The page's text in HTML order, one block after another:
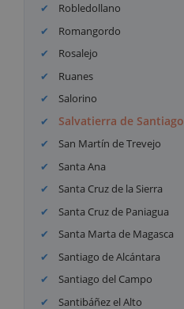
Robledollano
Romangordo
Rosalejo
Ruanes
Salorino
Salvatierra de Santiago
San Martín de Trevejo
Santa Ana
Santa Cruz de la Sierra
Santa Cruz de Paniagua
Santa Marta de Magasca
Santiago de Alcántara
Santiago del Campo
Santibáñez el Alto